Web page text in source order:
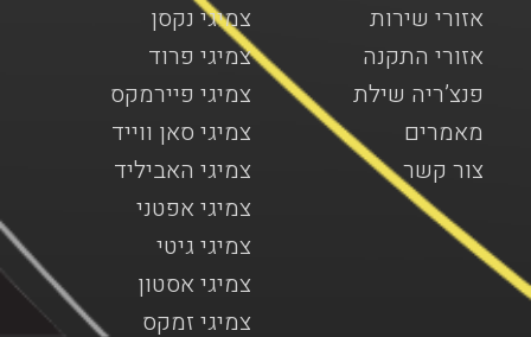
צמיגי נקסן
צמיגי פרוד
צמיגי פיירמקס
צמיגי סאן ווייד
צמיגי האביליד
צמיגי אפטני
צמיגי גיטי
צמיגי אסטון
צמיגי זמקס
אזורי שירות
אזורי התקנה
פנצ’ריה שילת
מאמרים
צור קשר